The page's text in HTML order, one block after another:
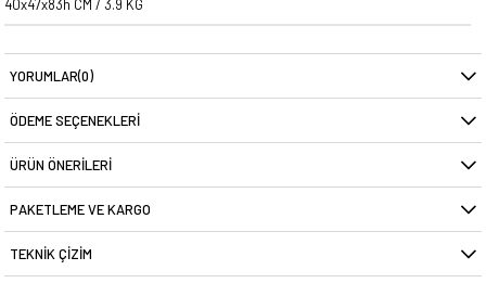
40x47x83h CM / 3.9 KG
YORUMLAR(0)
ÖDEME SEÇENEKLERI
ÜRÜN ÖNERILERI
PAKETLEME VE KARGO
TEKNIK ÇIZIM